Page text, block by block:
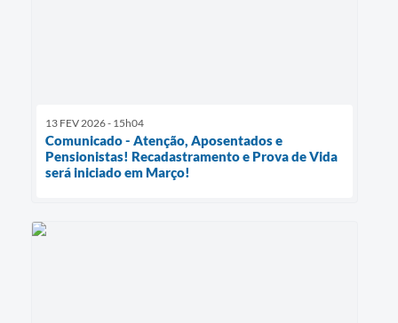
13 FEV 2026 - 15h04
Comunicado - Atenção, Aposentados e
Pensionistas! Recadastramento e Prova de Vida
será iniciado em Março!